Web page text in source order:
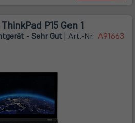
P15 Gen 1
- Sehr Gut | Art.-Nr. A91663